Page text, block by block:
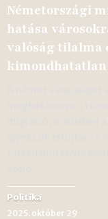
Németországi
hatása
valóság tilalma
Politika
2025. október 29